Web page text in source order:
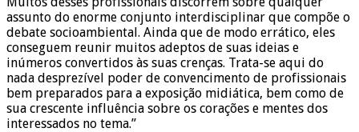
assunto do enorme conjunto interdisciplinar que compõe o
debate socioambiental. Ainda que de modo errático, eles
conseguem reunir muitos adeptos de suas ideias e
inúmeros convertidos às suas crenças. Trata-se aqui do
nada desprezível poder de convencimento de profissionais
bem preparados para a exposição midiática, bem como de
sua crescente influência sobre os corações e mentes dos
interessados no tema.”